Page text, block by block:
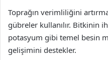
Toprağın verimliliğini
gübreler kullanılır. Bitkinin
potasyum gibi temel besin
gelişimini destekler.